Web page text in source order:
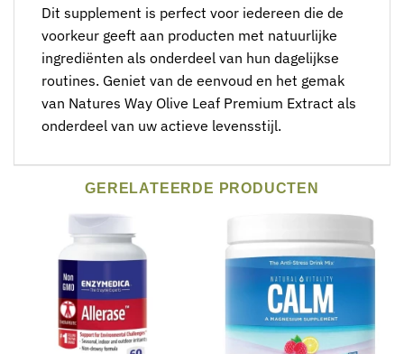
Dit supplement is perfect voor iedereen die de
voorkeur geeft aan producten met natuurlijke
ingrediënten als onderdeel van hun dagelijkse
routines. Geniet van de eenvoud en het gemak
van Natures Way Olive Leaf Premium Extract als
onderdeel van uw actieve levensstijl.
GERELATEERDE PRODUCTEN